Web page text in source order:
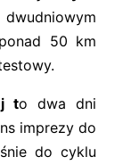
50 km
to dwa dni
imprezy do
do cyklu